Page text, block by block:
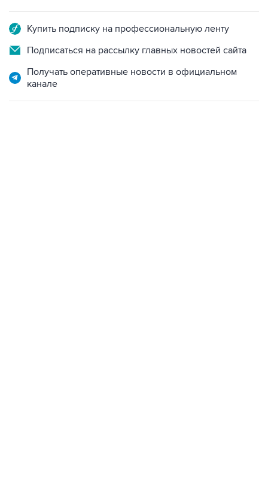
Купить подписку на профессиональную ленту
Подписаться на рассылку главных новостей сайта
Получать оперативные новости в официальном
канале